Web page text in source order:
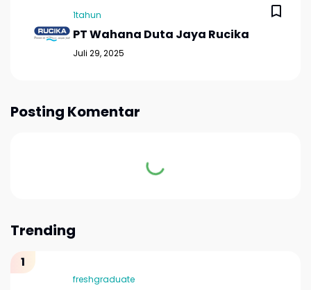
1tahun
PT Wahana Duta Jaya Rucika
Juli 29, 2025
Posting Komentar
Trending
freshgraduate